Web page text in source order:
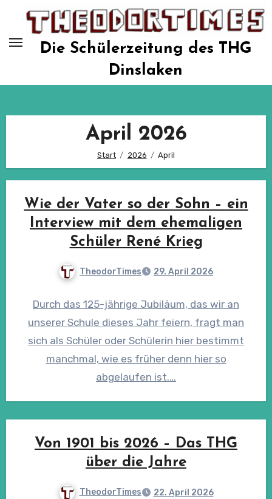
springen
Die Schülerzeitung des THG
Dinslaken
April 2026
Start 2026 April
Wie der Vater so der Sohn – ein
Interview mit dem ehemaligen
Schüler René Krieg
TheodorTimes 29. April 2026
Durch das 125-jährige Jubiläum, das wir an
unserer Schule dieses Jahr feiern, fragt man
sich als Schüler oder Schülerin hier bestimmt
manchmal, wie es früher denn hier so
abgelaufen ist.…
Von 1901 bis 2026 – Das THG
über die Jahre
TheodorTimes 22. April 2026